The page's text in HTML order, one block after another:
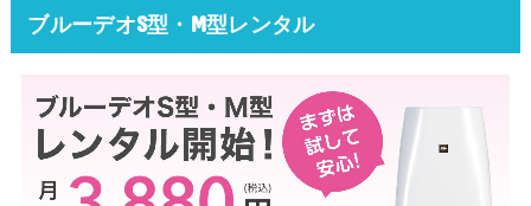
ブルーデオS型・M型レンタル